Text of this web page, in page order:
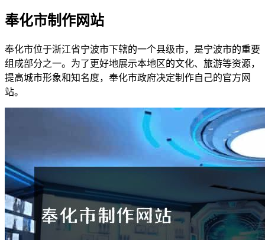
奉化市制作网站
奉化市位于浙江省宁波市下辖的一个县级市，是宁波市的重要
组成部分之一。为了更好地展示本地区的文化、旅游等资源，
提高城市形象和知名度，奉化市政府决定制作自己的官方网
站。